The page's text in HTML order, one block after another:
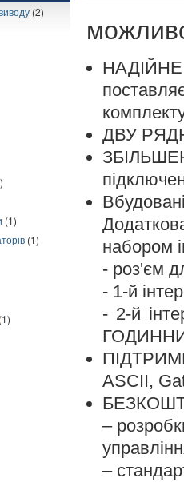
(2)
(1)
(1)
(1)
ДВУ
набором
- роз'єм
- 1-й
- 2-й
ASCII,
–
–